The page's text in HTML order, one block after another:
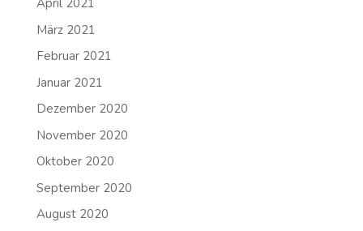
April 2021
März 2021
Februar 2021
Januar 2021
Dezember 2020
November 2020
Oktober 2020
September 2020
August 2020